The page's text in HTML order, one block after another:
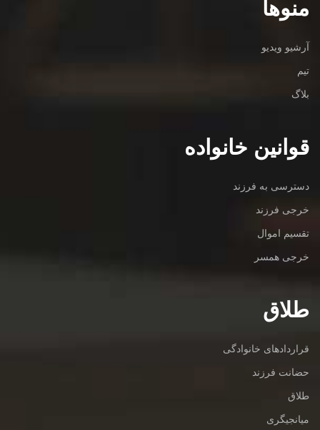
منوها
آرشیو ویدیو
تیم
بلاگ
قوانین خانواده
دسترسی به فرزند
خرجی فرزند
تقسیم اموال
خرجی همسر
طلاق
قراردادهای خانوادگی
حضانت فرزند
طلاق
میانجیگری